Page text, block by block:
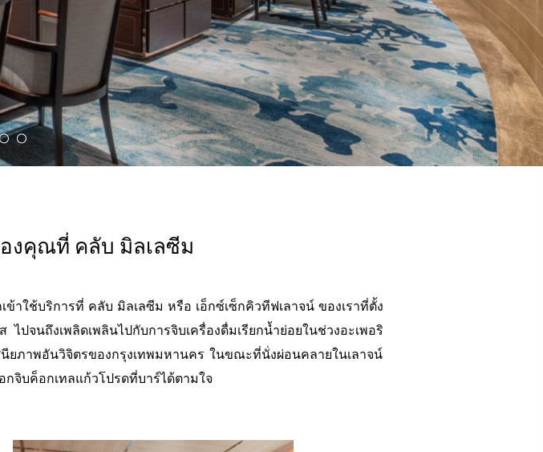
งคุณที่ คลับ มิลเลซีม
ใช้บริการที่ คลับ มิลเลซีม หรือ เอ็กซ์เซ็กคิวทีฟเลาจน์ ของเราที่ตั้ง
ปจนถึงเพลิดเพลินไปกับการจิบเครื่องดื่มเรียกน้ำย่อยในช่วงอะเพอริ
าพอันวิจิตรของกรุงเทพมหานคร ในขณะที่นั่งผ่อนคลายในเลาจน์
กจิบค็อกเทลแก้วโปรดที่บาร์ได้ตามใจ